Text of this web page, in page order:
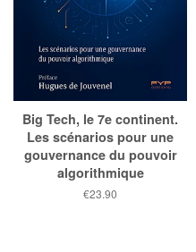
Big Tech, le 7e continent.
Les scénarios pour une
gouvernance du pouvoir
algorithmique
Prix
€23.90